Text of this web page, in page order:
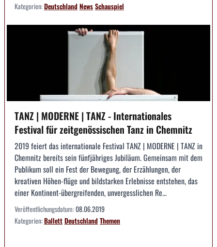
Kategorien:DeutschlandNewsSchauspiel
TANZ | MODERNE | TANZ - Internationales
Festival für zeitgenössischen Tanz in Chemnitz
2019 feiert das internationale Festival TANZ | MODERNE | TANZ in
Chemnitz bereits sein fünfjähriges Jubiläum. Gemeinsam mit dem
Publikum soll ein Fest der Bewegung, der Erzählungen, der
kreativen Höhen-flüge und bildstarken Erlebnisse entstehen, das
einer Kontinent-übergreifenden, unvergesslichen Re...
Veröffentlichungsdatum:08.06.2019
Kategorien:BallettDeutschlandThemen